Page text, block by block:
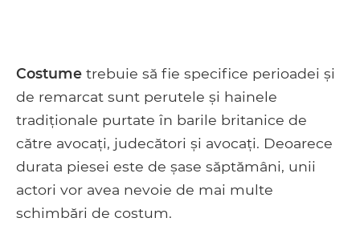
Costume trebuie să fie specifice perioadei și
de remarcat sunt perutele și hainele
tradiționale purtate în barile britanice de
către avocați, judecători și avocați. Deoarece
durata piesei este de șase săptămâni, unii
actori vor avea nevoie de mai multe
schimbări de costum.